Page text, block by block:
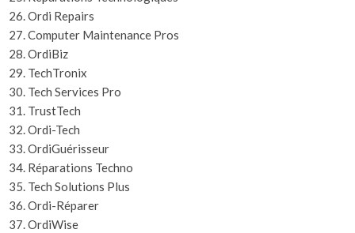
Ordi Repairs
Computer Maintenance Pros
OrdiBiz
TechTronix
Tech Services Pro
TrustTech
Ordi-Tech
OrdiGuérisseur
Réparations Techno
Tech Solutions Plus
Ordi-Réparer
OrdiWise